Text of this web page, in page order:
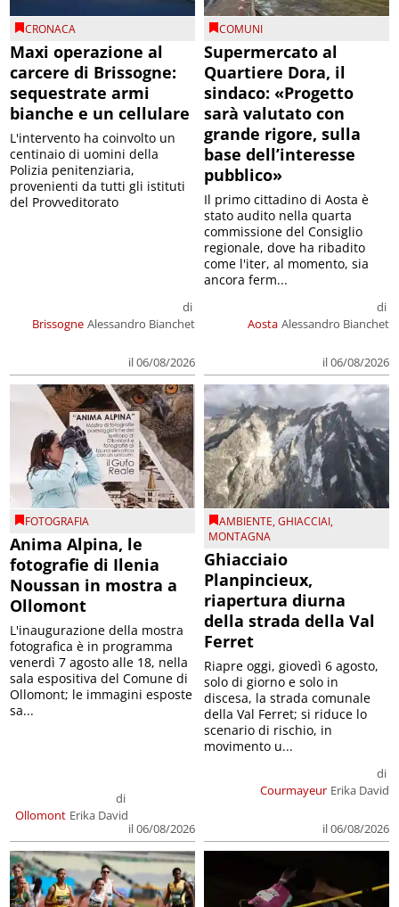
CRONACA
Maxi operazione al
carcere di Brissogne:
sequestrate armi
bianche e un cellulare
Brissogne
di
Alessandro Bianchet
il 06/08/2026
L'intervento ha coinvolto un
centinaio di uomini della
Polizia penitenziaria,
provenienti da tutti gli istituti
del Provveditorato
COMUNI
Supermercato al
Quartiere Dora, il
sindaco: «Progetto
sarà valutato con
grande rigore, sulla
base dell’interesse
pubblico»
Aosta
di
Alessandro Bianchet
il 06/08/2026
Il primo cittadino di Aosta è
stato audito nella quarta
commissione del Consiglio
regionale, dove ha ribadito
come l'iter, al momento, sia
ancora ferm...
FOTOGRAFIA
Anima Alpina, le
fotografie di Ilenia
Noussan in mostra a
Ollomont
Ollomont
di
Erika David
il 06/08/2026
L'inaugurazione della mostra
fotografica è in programma
venerdì 7 agosto alle 18, nella
sala espositiva del Comune di
Ollomont; le immagini esposte
sa...
AMBIENTE,GHIACCIAI,
MONTAGNA
Ghiacciaio
Planpincieux,
riapertura diurna
della strada della Val
Ferret
Courmayeur
di
Erika David
il 06/08/2026
Riapre oggi, giovedì 6 agosto,
solo di giorno e solo in
discesa, la strada comunale
della Val Ferret; si riduce lo
scenario di rischio, in
movimento u...